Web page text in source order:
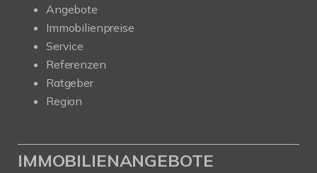
Angebote
Immobilienpreise
Service
Referenzen
Ratgeber
Region
IMMOBILIENANGEBOTE